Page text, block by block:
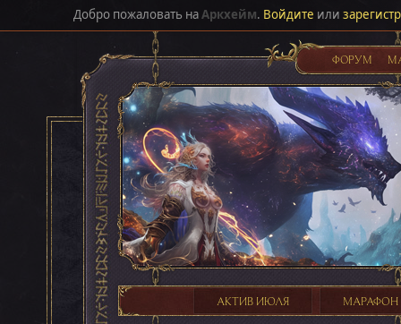
Добро пожаловать наАркхейм. Войдите или
ФОРУМ
АКТИВ ИЮЛЯ МАРАФОН